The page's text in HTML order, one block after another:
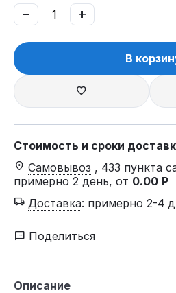
+
−
В
Стоимость и сроки
Самовывоз , 433 пункта
примерно 2 день, от 0.00 Р
Доставка: примерно 2-4
Поделиться
Описание